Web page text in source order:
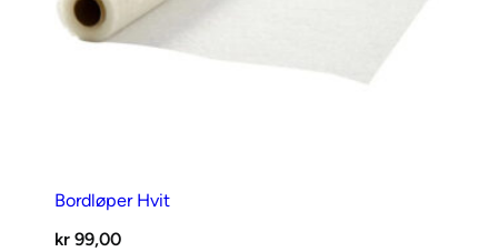
Bordløper Hvit
kr 99,00